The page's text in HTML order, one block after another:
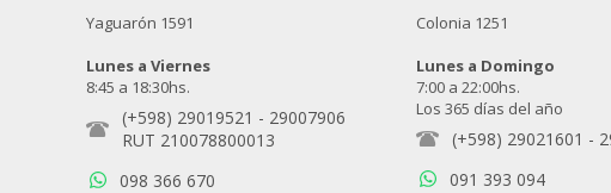
Yaguarón 1591
Lunes a Viernes
8:45 a 18:30hs.
(+598) 29019521 - 29007906
RUT 210078800013
098 366 670
Colonia 1251
Lunes a Domingo
7:00 a 22:00hs.
Los 365 días del año
(+598) 29021601 -
091 393 094